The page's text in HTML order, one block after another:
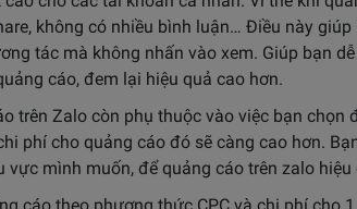
không có nhiều bình luận… Điều này
tác mà không nhấn vào xem. Giúp bạn
cáo, đem lại hiệu quả cao hơn.
trên Zalo còn phụ thuộc vào việc bạn chọn
phí cho quảng cáo đó sẽ càng cao hơn.
vực mình muốn, đểquảng cáo trên zalo hiệu